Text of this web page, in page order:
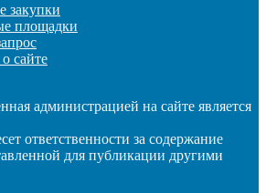
закупки
площадки
сайте
администрацией на сайте является
ответственности за содержание
для публикации другими